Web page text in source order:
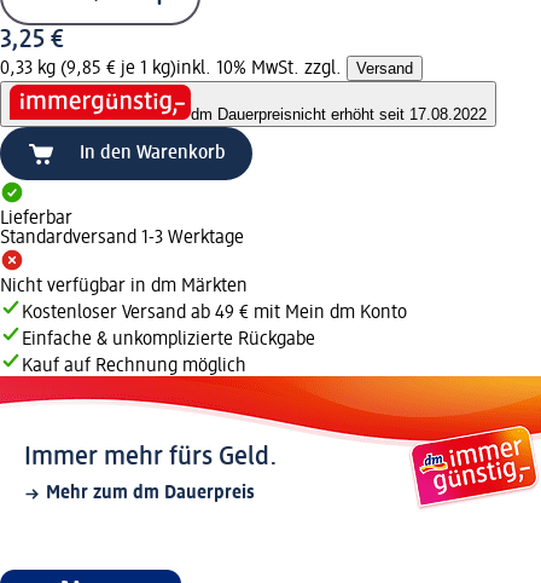
3,25 €
0,33 kg (9,85 € je 1 kg)inkl. 10% MwSt. zzgl. Versand
dm Dauerpreisnicht erhöht seit 17.08.2022
In den Warenkorb
Lieferbar
Standardversand 1-3 Werktage
Nicht verfügbar in dm Märkten
Kostenloser Versand ab 49 € mit Mein dm Konto
Einfache & unkomplizierte Rückgabe
Kauf auf Rechnung möglich
Immer mehr fürs Geld.
Mehr zum dm Dauerpreis